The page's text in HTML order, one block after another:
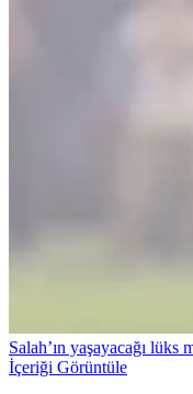
Salah’ın yaşayacağı
İçeriği Görüntüle